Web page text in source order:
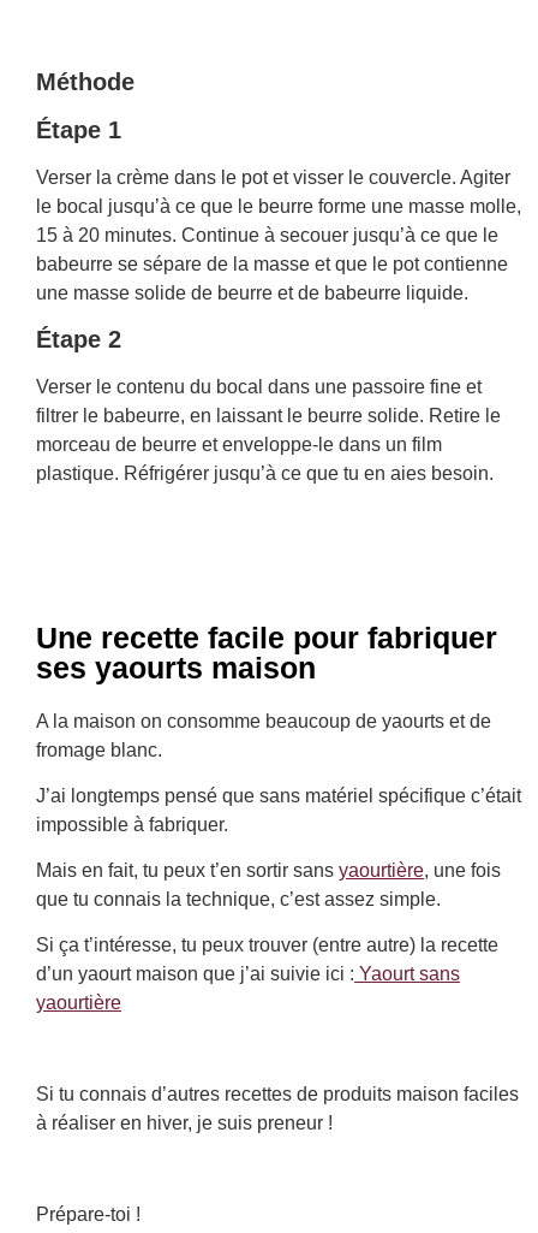
Méthode
Étape 1
Verser la crème dans le pot et visser le couvercle. Agiter
le bocal jusqu’à ce que le beurre forme une masse molle,
15 à 20 minutes. Continue à secouer jusqu’à ce que le
babeurre se sépare de la masse et que le pot contienne
une masse solide de beurre et de babeurre liquide.
Étape 2
Verser le contenu du bocal dans une passoire fine et
filtrer le babeurre, en laissant le beurre solide. Retire le
morceau de beurre et enveloppe-le dans un film
plastique. Réfrigérer jusqu’à ce que tu en aies besoin.
Une recette facile pour fabriquer
ses yaourts maison
A la maison on consomme beaucoup de yaourts et de
fromage blanc.
J’ai longtemps pensé que sans matériel spécifique c’était
impossible à fabriquer.
Mais en fait, tu peux t’en sortir sans yaourtière, une fois
que tu connais la technique, c’est assez simple.
Si ça t’intéresse, tu peux trouver (entre autre) la recette
d’un yaourt maison que j’ai suivie ici : Yaourt sans
yaourtière
Si tu connais d’autres recettes de produits maison faciles
à réaliser en hiver, je suis preneur !
Prépare-toi !